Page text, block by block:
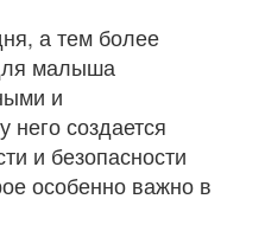
а тем более
малыша
и
него создается
и безопасности
особенно важно в